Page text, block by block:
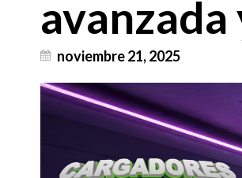
noviembre 21, 2025